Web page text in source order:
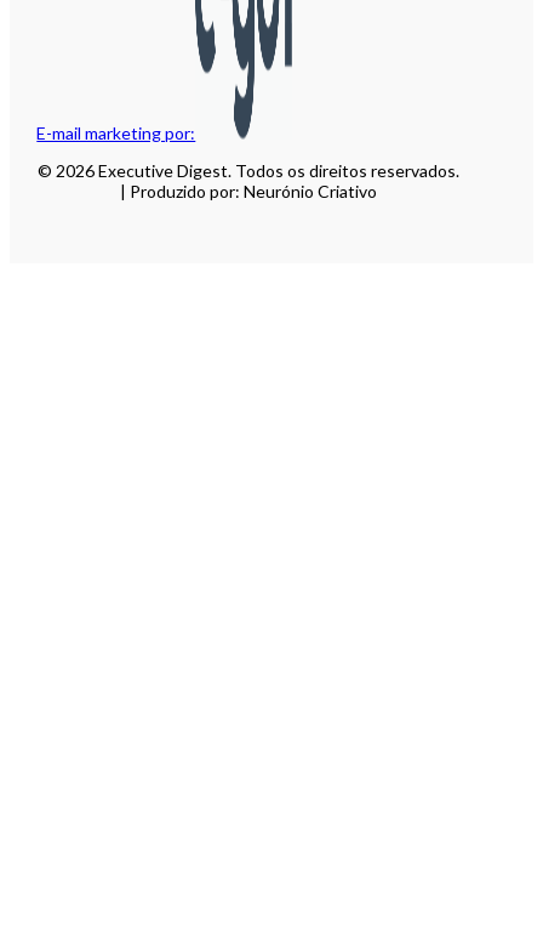
E-mail marketing por:
© 2026 Executive Digest. Todos os direitos reservados.
| Produzido por: Neurónio Criativo